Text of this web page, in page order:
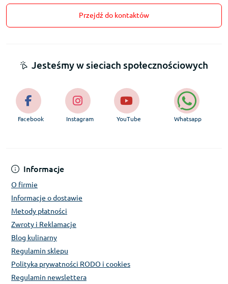
Przejdź do kontaktów
Informacje
O firmie
Informacje o dostawie
Metody płatności
Zwroty i Reklamacje
Blog kulinarny
Regulamin sklepu
Polityka prywatności RODO i cookies
Regulamin newslettera
Jesteśmy w sieciach społecznościowych
Facebook Instagram YouTube Whatsapp